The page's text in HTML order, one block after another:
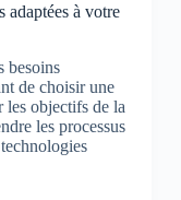
adaptées à votre
besoins
de choisir une
objectifs de la
les processus